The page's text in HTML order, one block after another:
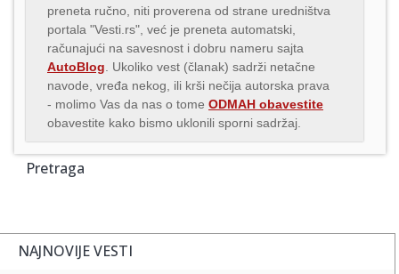
preneta ručno, niti proverena od strane uredništva
portala "Vesti.rs", već je preneta automatski,
računajući na savesnost i dobru nameru sajta
AutoBlog . Ukoliko vest (članak) sadrži netačne
navode, vređa nekog, ili krši nečija autorska prava
- molimo Vas da nas o tome ODMAH obavestite
obavestite kako bismo uklonili sporni sadržaj.
Pretraga
NAJNOVIJE VESTI